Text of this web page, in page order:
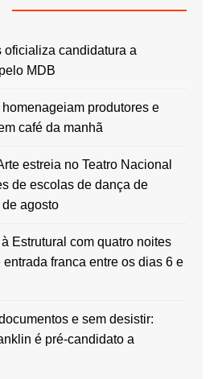
oficializa candidatura a
MDB
produtores e
café da manhã
estreia no Teatro Nacional
de escolas de dança de
agosto
Estrutural com quatro noites
franca entre os dias 6 e
e sem desistir:
é pré-candidato a